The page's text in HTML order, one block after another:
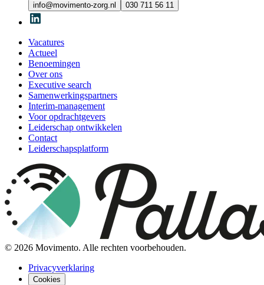
info@movimento-zorg.nl 030 711 56 11
Vacatures
Actueel
Benoemingen
Over ons
Executive search
Samenwerkingspartners
Interim-management
Voor opdrachtgevers
Leiderschap ontwikkelen
Contact
Leiderschapsplatform
© 2026 Movimento. Alle rechten voorbehouden.
Privacyverklaring
Cookies